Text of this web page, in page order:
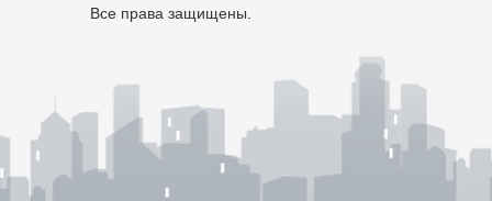
Все права защищены.